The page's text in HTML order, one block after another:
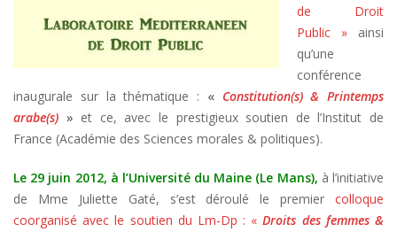
de Droit
Public » ainsi
qu’une
conférence
inaugurale sur la thématique : « Constitution(s) & Printemps
arabe(s) » et ce, avec le prestigieux soutien de l’Institut de
France (Académie des Sciences morales & politiques).
Le 29 juin 2012, à l’Université du Maine (Le Mans), à l’initiative
de Mme Juliette Gaté, s’est déroulé le premier colloque
coorganisé avec le soutien du Lm-Dp : «Droits des femmes &